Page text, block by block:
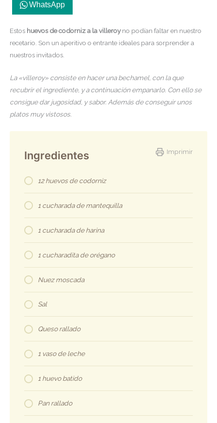
WhatsApp
Estos huevos de codorniz a la villeroyno podían faltar en nuestro
recetario. Son un aperitivo o entrante ideales para sorprender a
nuestros invitados.
La «villeroy» consiste en hacer una bechamel, con la que
recubrir el ingrediente, y a continuación empanarlo. Con ello se
consigue dar jugosidad, y sabor. Además de conseguir unos
platos muy vistosos.
Imprimir
Ingredientes
12 huevos de codorniz
1 cucharada de mantequilla
1 cucharada de harina
1 cucharadita de orégano
Nuez moscada
Sal
Queso rallado
1 vaso de leche
1 huevo batido
Pan rallado